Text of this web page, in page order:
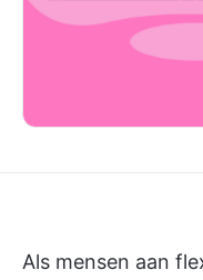
Als mensen aan